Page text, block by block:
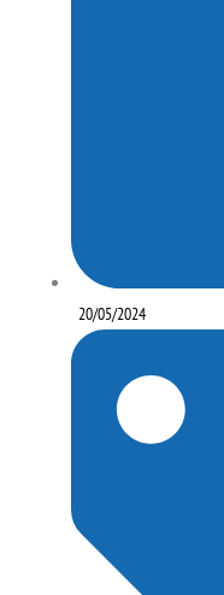
20/05/2024